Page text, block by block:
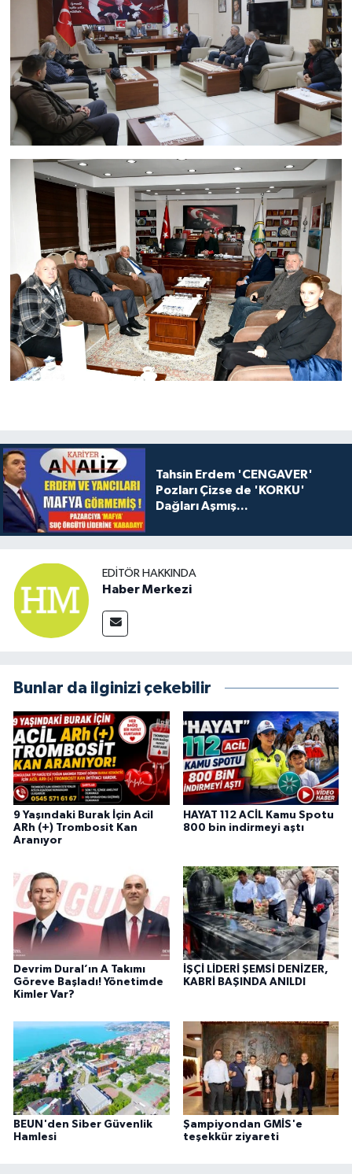
Tahsin Erdem 'CENGAVER'
Pozları Çizse de 'KORKU'
Dağları Aşmış...
EDITÖR HAKKINDA
Haber Merkezi
Bunlar da ilginizi çekebilir
9 Yaşındaki Burak İçin Acil
ARh (+) Trombosit Kan
Aranıyor
HAYAT 112 ACİL Kamu Spotu
800 bin indirmeyi aştı
Devrim Dural’ın A Takımı
Göreve Başladı! Yönetimde
Kimler Var?
İŞÇİ LİDERİ ŞEMSİ DENİZER,
KABRİ BAŞINDA ANILDI
BEUN'den Siber Güvenlik
Hamlesi
Şampiyondan GMİS'e
teşekkür ziyareti